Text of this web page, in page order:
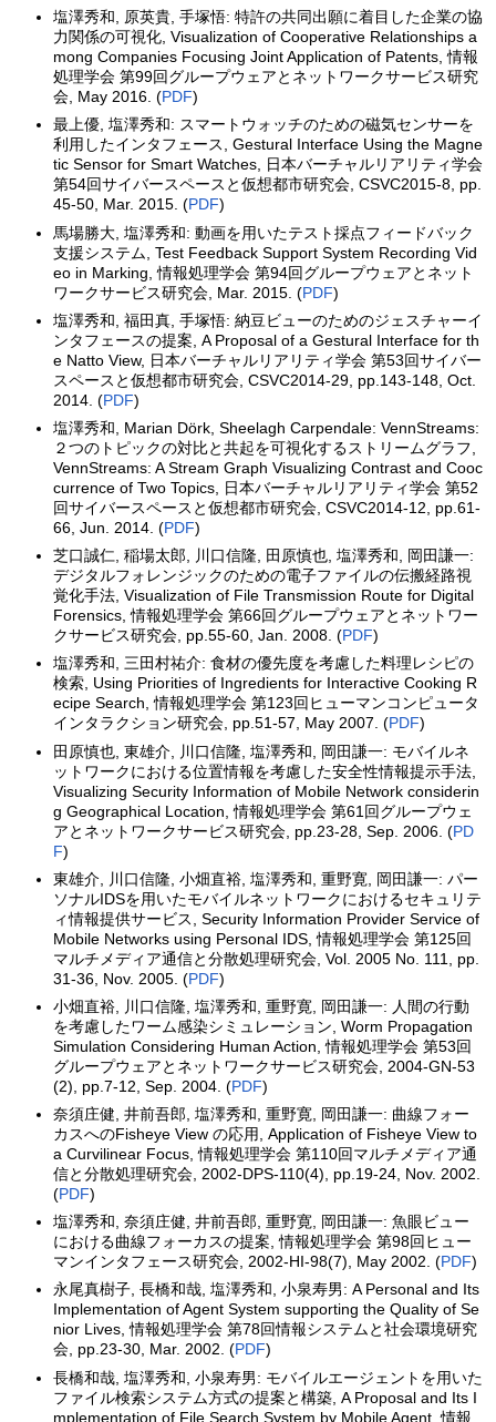
塩澤秀和, 原英貴, 手塚悟: 特許の共同出願に着目した企業の協
力関係の可視化, Visualization of Cooperative Relationships a
mong Companies Focusing Joint Application of Patents, 情報
処理学会 第99回グループウェアとネットワークサービス研究
会, May 2016. (PDF)
最上優, 塩澤秀和: スマートウォッチのための磁気センサーを
利用したインタフェース, Gestural Interface Using the Magne
tic Sensor for Smart Watches, 日本バーチャルリアリティ学会
第54回サイバースペースと仮想都市研究会, CSVC2015-8, pp.
45-50, Mar. 2015. (PDF)
馬場勝大, 塩澤秀和: 動画を用いたテスト採点フィードバック
支援システム, Test Feedback Support System Recording Vid
eo in Marking, 情報処理学会 第94回グループウェアとネット
ワークサービス研究会, Mar. 2015. (PDF)
塩澤秀和, 福田真, 手塚悟: 納豆ビューのためのジェスチャーイ
ンタフェースの提案, A Proposal of a Gestural Interface for th
e Natto View, 日本バーチャルリアリティ学会 第53回サイバー
スペースと仮想都市研究会, CSVC2014-29, pp.143-148, Oct.
2014. (PDF)
塩澤秀和, Marian Dörk, Sheelagh Carpendale: VennStreams:
２つのトピックの対比と共起を可視化するストリームグラフ,
VennStreams: A Stream Graph Visualizing Contrast and Cooc
currence of Two Topics, 日本バーチャルリアリティ学会 第52
回サイバースペースと仮想都市研究会, CSVC2014-12, pp.61-
66, Jun. 2014. (PDF)
芝口誠仁, 稲場太郎, 川口信隆, 田原慎也, 塩澤秀和, 岡田謙一:
デジタルフォレンジックのための電子ファイルの伝搬経路視
覚化手法, Visualization of File Transmission Route for Digital
Forensics, 情報処理学会 第66回グループウェアとネットワー
クサービス研究会, pp.55-60, Jan. 2008. (PDF)
塩澤秀和, 三田村祐介: 食材の優先度を考慮した料理レシピの
検索, Using Priorities of Ingredients for Interactive Cooking R
ecipe Search, 情報処理学会 第123回ヒューマンコンピュータ
インタラクション研究会, pp.51-57, May 2007. (PDF)
田原慎也, 東雄介, 川口信隆, 塩澤秀和, 岡田謙一: モバイルネ
ットワークにおける位置情報を考慮した安全性情報提示手法,
Visualizing Security Information of Mobile Network considerin
g Geographical Location, 情報処理学会 第61回グループウェ
アとネットワークサービス研究会, pp.23-28, Sep. 2006. (PD
F)
東雄介, 川口信隆, 小畑直裕, 塩澤秀和, 重野寛, 岡田謙一: パー
ソナルIDSを用いたモバイルネットワークにおけるセキュリテ
ィ情報提供サービス, Security Information Provider Service of
Mobile Networks using Personal IDS, 情報処理学会 第125回
マルチメディア通信と分散処理研究会, Vol. 2005 No. 111, pp.
31-36, Nov. 2005. (PDF)
小畑直裕, 川口信隆, 塩澤秀和, 重野寛, 岡田謙一: 人間の行動
を考慮したワーム感染シミュレーション, Worm Propagation
Simulation Considering Human Action, 情報処理学会 第53回
グループウェアとネットワークサービス研究会, 2004-GN-53
(2), pp.7-12, Sep. 2004. (PDF)
奈須庄健, 井前吾郎, 塩澤秀和, 重野寛, 岡田謙一: 曲線フォー
カスへのFisheye View の応用, Application of Fisheye View to
a Curvilinear Focus, 情報処理学会 第110回マルチメディア通
信と分散処理研究会, 2002-DPS-110(4), pp.19-24, Nov. 2002.
(PDF)
塩澤秀和, 奈須庄健, 井前吾郎, 重野寛, 岡田謙一: 魚眼ビュー
における曲線フォーカスの提案, 情報処理学会 第98回ヒュー
マンインタフェース研究会, 2002-HI-98(7), May 2002. (PDF)
永尾真樹子, 長橋和哉, 塩澤秀和, 小泉寿男: A Personal and Its
Implementation of Agent System supporting the Quality of Se
nior Lives, 情報処理学会 第78回情報システムと社会環境研究
会, pp.23-30, Mar. 2002. (PDF)
長橋和哉, 塩澤秀和, 小泉寿男: モバイルエージェントを用いた
ファイル検索システム方式の提案と構築, A Proposal and Its I
mplementation of File Search System by Mobile Agent, 情報